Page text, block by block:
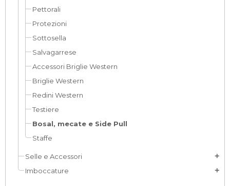
Pettorali
Protezioni
Sottosella
Salvagarrese
Accessori Briglie Western
Briglie Western
Redini Western
Testiere
Bosal, mecate e Side Pull
Staffe
Selle e Accessori add
Imboccature add